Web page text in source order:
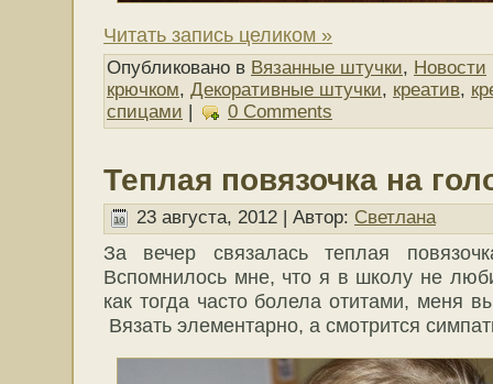
Читать запись целиком »
Опубликовано в Вязанные штучки, Новости
крючком, Декоративные штучки, креатив,
спицами
0 Comments
Теплая повязочка на
23 августа, 2012 | Автор: Светлана
За вечер связалась теплая
Вспомнилось мне, что я в школу не
как тогда часто болела отитами, меня
Вязать элементарно, а смотрится